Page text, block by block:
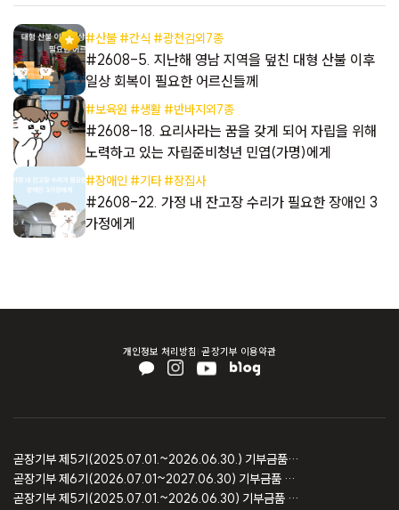
#산불 #간식 #광천김외7종
#2608-5. 지난해 영남 지역을 덮친 대형 산불 이후
일상 회복이 필요한 어르신들께
#보육원 #생활 #반바지외7종
#2608-18. 요리사라는 꿈을 갖게 되어 자립을 위해
노력하고 있는 자립준비청년 민엽(가명)에게
#장애인 #기타 #장집사
#2608-22. 가정 내 잔고장 수리가 필요한 장애인 3
가정에게
개인정보 처리방침 곧장기부 이용약관
곧장기부 제5기(2025.07.01.~2026.06.30.) 기부금품 모집결과 보고
곧장기부 제6기(2026.07.01~2027.06.30) 기부금품 모집등록 보고
곧장기부 제5기(2025.07.01.~2026.06.30) 기부금품 모집등록 보고